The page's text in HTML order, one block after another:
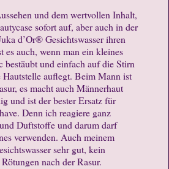
und dem wertvollen Inhalt,
sofort auf, aber auch in der
d’Or® Gesichtswasser ihren
es auch, wenn man ein kleines
bestäubt und einfach auf die Stirn
Hautstelle auflegt. Beim Mann ist
es macht auch Männerhaut
und ist der bester Ersatz für
Denn ich reagiere ganz
Duftstoffe und darum darf
verwenden. Auch meinem
sehr gut, kein
nach der Rasur.